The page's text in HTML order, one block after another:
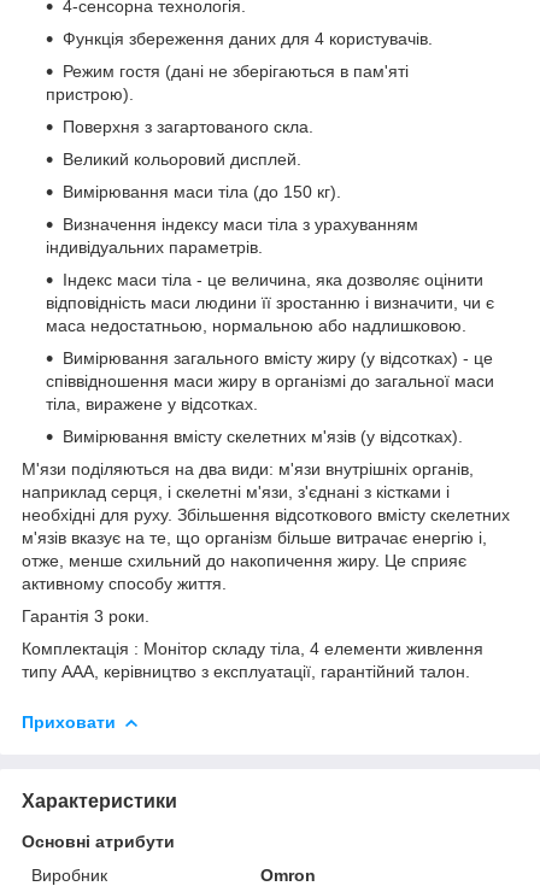
4-сенсорна технологія.
Функція збереження даних для 4 користувачів.
Режим гостя (дані не зберігаються в пам'яті
пристрою).
Поверхня з загартованого скла.
Великий кольоровий дисплей.
Вимірювання маси тіла (до 150 кг).
Визначення індексу маси тіла з урахуванням
індивідуальних параметрів.
Індекс маси тіла - це величина, яка дозволяє оцінити
відповідність маси людини її зростанню і визначити, чи є
маса недостатньою, нормальною або надлишковою.
Вимірювання загального вмісту жиру (у відсотках) - це
співвідношення маси жиру в організмі до загальної маси
тіла, виражене у відсотках.
Вимірювання вмісту скелетних м'язів (у відсотках).
М'язи поділяються на два види: м'язи внутрішніх органів,
наприклад серця, і скелетні м'язи, з'єднані з кістками і
необхідні для руху. Збільшення відсоткового вмісту скелетних
м'язів вказує на те, що організм більше витрачає енергію і,
отже, менше схильний до накопичення жиру. Це сприяє
активному способу життя.
Гарантія 3 роки.
Комплектація : Монітор складу тіла, 4 елементи живлення
типу ААА, керівництво з експлуатації, гарантійний талон.
Приховати
Характеристики
Основні атрибути
Виробник
Omron